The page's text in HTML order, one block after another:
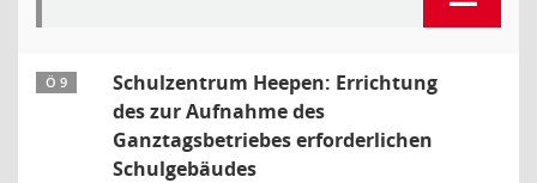
Ö 9
Schulzentrum Heepen: Errichtung
des zur Aufnahme des
Ganztagsbetriebes erforderlichen
Schulgebäudes